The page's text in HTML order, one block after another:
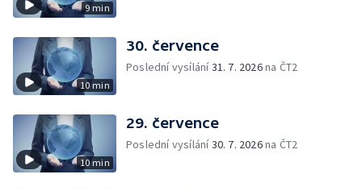
9 min
10 min
30. července
Poslední vysílání31. 7. 2026na ČT2
10 min
29. července
Poslední vysílání30. 7. 2026na ČT2